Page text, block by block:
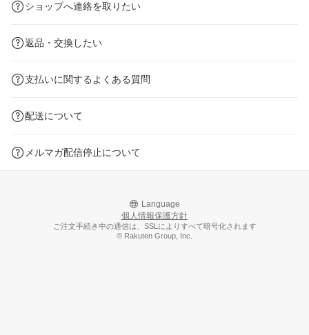
ショップへ連絡を取りたい
返品・交換したい
支払いに関するよくある質問
配送について
メルマガ配信停止について
Language
個人情報保護方針
ご注文手続き中の通信は、SSLによりすべて暗号化されます
© Rakuten Group, Inc.